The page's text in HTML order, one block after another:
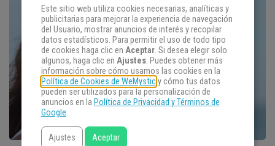
Este sitio web utiliza cookies necesarias, analíticas y
publicitarias para mejorar la experiencia de navegación
del Usuario, mostrar anuncios de interés y recopilar
datos estadísticos. Para permitir el uso de todo tipo
de cookies haga clic en Aceptar. Si desea elegir solo
algunos, haga clic en Ajustes. Puedes obtener más
información sobre cómo usamos las cookies en la
Política de Cookies de WeMysticy cómo tus datos
pueden ser utilizados para la personalización de
anuncios en la Política de Privacidad y Términos de
Google.
Ajustes Aceptar